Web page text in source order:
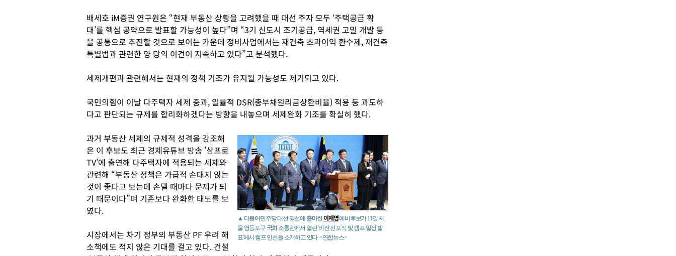
배세호 iM증권 연구원은 “현재 부동산 상황을 고려했을 때 대선 주자 모두 ‘주택공급 확
대’를 핵심 공약으로 발표할 가능성이 높다”며 “3기 신도시 조기공급, 역세권 고밀 개발 등
을 공통으로 추진할 것으로 보이는 가운데 정비사업에서는 재건축 초과이익 환수제, 재건축
특별법과 관련한 양 당의 이견이 지속하고 있다”고 분석했다.
세제개편과 관련해서는 현재의 정책 기조가 유지될 가능성도 제기되고 있다.
국민의힘이 이날 다주택자 세제 중과, 일률적 DSR(총부채원리금상환비율) 적용 등 과도하
다고 판단되는 규제를 합리화하겠다는 방향을 내놓으며 세제완화 기조를 확실히 했다.
▲ 더불어민주당 대선 경선에 출마한이재명예비후보가 11일 서
울 영등포구 국회 소통관에서 열린 '비전 선포식 및 캠프 일정 발
표'에서 캠프 인선을 소개하고 있다. <연합뉴스>
과거 부동산 세제의 규제적 성격을 강조해
온 이 후보도 최근 경제유튜브 방송 '삼프로
TV'에 출연해 다주택자에 적용되는 세제와
관련해 “부동산 정책은 가급적 손대지 않는
것이 좋다고 보는데 손댈 때마다 문제가 되
기 때문이다”며 기존보다 완화한 태도를 보
였다.
시장에서는 차기 정부의 부동산 PF 우려 해
소책에도 적지 않은 기대를 걸고 있다. 건설